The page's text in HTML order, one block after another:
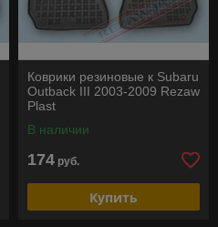
Коврики резиновые к Subaru
Outback III 2003-2009 Rezaw
Plast
В наличии
174 руб.
Купить